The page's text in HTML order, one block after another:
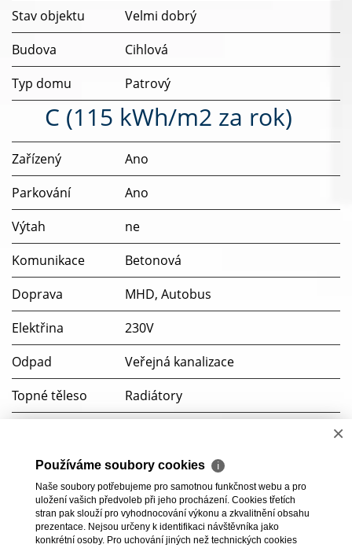
Stav objektu
Velmi dobrý
Budova
Cihlová
Typ domu
Patrový
C (115 kWh/m2 za rok)
Zařízený
Ano
Parkování
Ano
Výtah
ne
Komunikace
Betonová
Doprava
MHD, Autobus
Elektřina
230V
Odpad
Veřejná kanalizace
Topné těleso
Radiátory
Soubory ke stažení
PENB
×
Používáme soubory cookies ℹ
Naše soubory potřebujeme pro samotnou funkčnost webu a pro
uložení vašich předvoleb při jeho procházení. Cookies třetích
stran pak slouží pro vyhodnocování výkonu a zkvalitnění obsahu
prezentace. Nejsou určeny k identifikaci návštěvníka jako
konkrétní osoby. Pro uchování jiných než technických cookies